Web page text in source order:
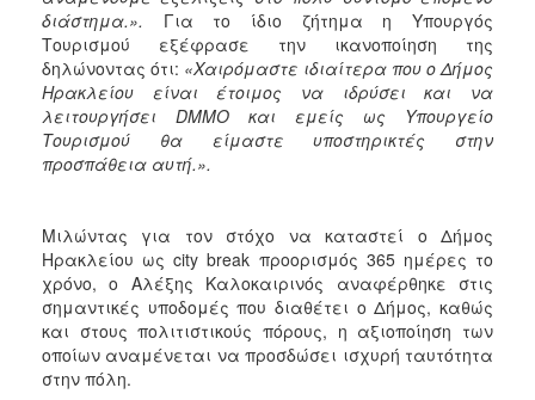
διάστημα.». Για το ίδιο ζήτημα η Υπουργός
Τουρισμού εξέφρασε την ικανοποίηση της
δηλώνοντας ότι: «Χαιρόμαστε ιδιαίτερα που ο Δήμος
Ηρακλείου είναι έτοιμος να ιδρύσει και να
λειτουργήσει DMMO και εμείς ως Υπουργείο
Τουρισμού θα είμαστε υποστηρικτές στην
προσπάθεια αυτή.».
Μιλώντας για τον στόχο να καταστεί ο Δήμος
Ηρακλείου ως city break προορισμός 365 ημέρες το
χρόνο, ο Αλέξης Καλοκαιρινός αναφέρθηκε στις
σημαντικές υποδομές που διαθέτει ο Δήμος, καθώς
και στους πολιτιστικούς πόρους, η αξιοποίηση των
οποίων αναμένεται να προσδώσει ισχυρή ταυτότητα
στην πόλη.